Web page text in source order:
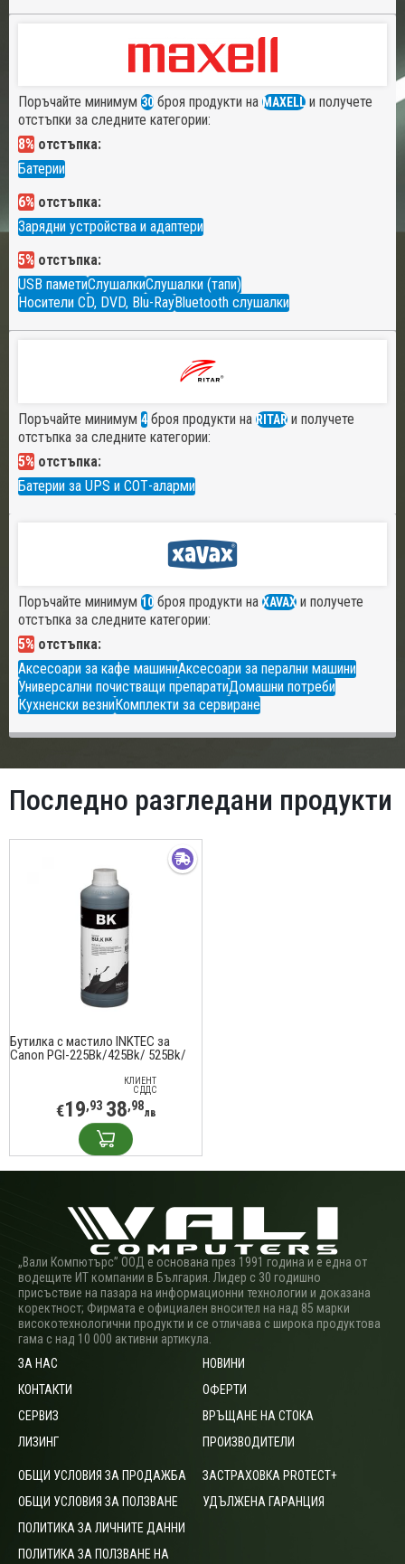
Поръчайте минимум 30 броя продукти на MAXELL и получете
отстъпки за следните категории:
8% отстъпка:
Батерии
6% отстъпка:
Зарядни устройства и адаптери
5% отстъпка:
USB паметиСлушалкиСлушалки (тапи)
Носители CD, DVD, Blu-RayBluetooth слушалки
Поръчайте минимум 4 броя продукти на RITAR и получете
отстъпка за следните категории:
5% отстъпка:
Батерии за UPS и СОТ-аларми
Поръчайте минимум 10 броя продукти на XAVAX и получете
отстъпка за следните категории:
5% отстъпка:
Аксесоари за кафе машиниАксесоари за перални машини
Универсални почистващи препаратиДомашни потреби
Кухненски везниКомплекти за сервиране
Последно разгледани продукти
Бутилка с мастило INKTEC за
Canon PGI-225Bk/425Bk/ 525Bk/
КЛИЕНТ
С ДДС
€19,93 38,98лв
„Вали Компютърс” ООД е основана през 1991 година и е една от
водещите ИТ компании в България. Лидер с 30 годишно
присъствие на пазара на информационни технологии и доказана
коректност; Фирмата е официален вносител на над 85 марки
високотехнологични продукти и се отличава с широка продуктова
гама с над 10 000 активни артикула.
ЗА НАС
КОНТАКТИ
СЕРВИЗ
ЛИЗИНГ
НОВИНИ
ОФЕРТИ
ВРЪЩАНЕ НА СТОКА
ПРОИЗВОДИТЕЛИ
ОБЩИ УСЛОВИЯ ЗА ПРОДАЖБА
ОБЩИ УСЛОВИЯ ЗА ПОЛЗВАНЕ
ПОЛИТИКА ЗА ЛИЧНИТЕ ДАННИ
ПОЛИТИКА ЗА ПОЛЗВАНЕ НА
ЗАСТРАХОВКА PROTECT+
УДЪЛЖЕНА ГАРАНЦИЯ